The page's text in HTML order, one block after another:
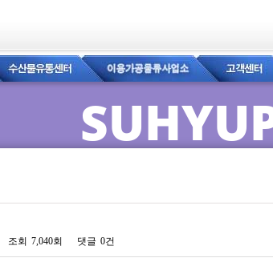
조회 7,040회 댓글 0건